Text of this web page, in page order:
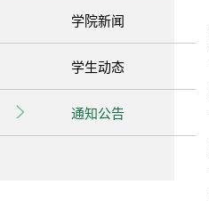
学院新闻
学生动态
通知公告